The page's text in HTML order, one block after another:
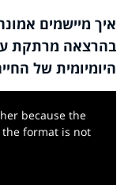
איך מיישמים
בהרצאה מרתקת
היומיומית של
because the
format is not